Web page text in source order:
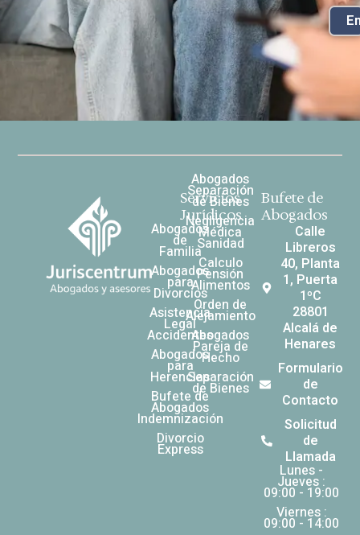
Servicios
Jurídicos
Abogados
de
Familia
Abogados
para
Divorcios
Asistencia
Legal
Accidentes
Abogados
para
Herencias
Bufete de
Abogados
Indemnización
Divorcio
Express
Abogados
Separación
de Bienes
Negligencia
Médica
Sanidad
Calculo
Pensión
Alimentos
Orden de
Alejamiento
Abogados
Pareja de
Hecho
Separación
de Bienes
Bufete de
Abogados
Calle
Libreros
40, Planta
1, Puerta
1ºC
28801
Alcalá de
Henares
Formulario
de
Contacto
Solicitud
de
Llamada
Lunes -
Jueves :
09:00 - 19:00
Viernes :
09:00 - 14:00